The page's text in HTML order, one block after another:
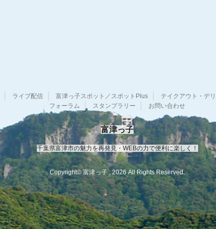
ライブ配信 富津っ子スポット／スポットPlus テイクアウト・デ
フォーラム
スタンプラリー お問い合わせ
富津っ子
千葉県富津市の魅力を再発見・WEBの力で便利に楽しく！
Copyright© 富津っ子 , 2026 All Rights Reserved.